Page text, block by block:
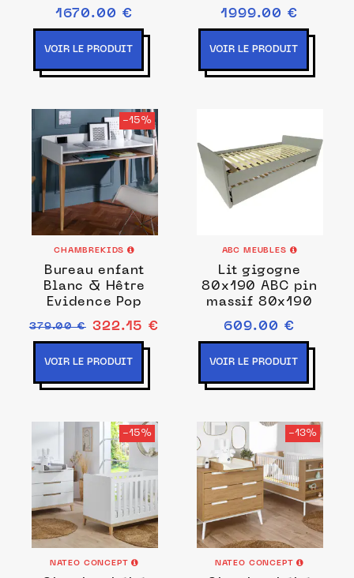
échelle inclinée
160x200
1670.00 €
VOIR LE PRODUIT
échelle bois
Sylvia
1999.00 €
VOIR LE PRODUIT
-15%
CHAMBREKIDS
Bureau enfant
Blanc & Hêtre
Evidence Pop
379.00 € 322.15 €
VOIR LE PRODUIT
ABC MEUBLES
Lit gigogne
80x190 ABC pin
massif 80x190
609.00 €
VOIR LE PRODUIT
-15%
NATEO CONCEPT
-13%
NATEO CONCEPT